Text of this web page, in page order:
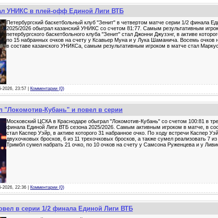
УНИКС в плей-офф Единой Лиги ВТБ
Петербургский баскетбольный клуб "Зенит" в четвертом матче серии 1/2 финала
2025/2026 обыграл казанский УНИКС со счетом 81:77. Самым результативным
петербургского баскетбольного клуба "Зенит" стал Джонни Джузэнг, в активе
по 15 набранных очков на счету у Ксавьер Муна и у Лука Шаманича. Восемь очков
в составе казанского УНИКСа, самым результативным игроком в матче стал
2026, 23:57 | Комментарии (0)
"Локомотив-Кубань" и повел в серии
Московский ЦСКА в Краснодаре обыграл "Локомотив-Кубань" со счетом 100:81 в
финала Единой Лиги ВТБ сезона 2025/2026. Самым активным игроком в матче, в
стал Каспер Уэйр, в активе которого 31 набранное очко. По ходу встречи Каспер
двухочковых бросков, 6 из 11 трехочковых бросков, а также сумел реализовать 7
Тримбл сумел набрать 21 очко, по 10 очков на счету у Самсона Руженцева и у
2026, 22:36 | Комментарии (0)
в серии 1/2 финала Единой Лиги ВТБ